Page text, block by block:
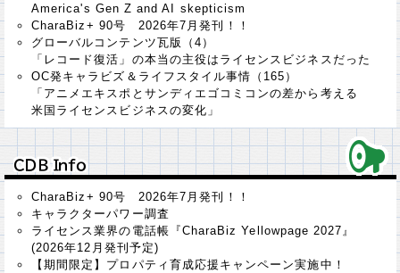
America's Gen Z and AI skepticism
CharaBiz+ 90号 2026年7月発刊！！
グローバルコンテンツ瓦版（4）
「レコード復活」の本当の主役はライセンスビジネスだった
OC発キャラビズ＆ライフスタイル事情（165）
「アニメエキスポとサンディエゴコミコンの差から考える
米国ライセンスビジネスの変化」
ＣＤＢ Ｉｎｆｏ
ＣＤＢ Ｉｎｆｏ
CharaBiz+ 90号 2026年7月発刊！！
キャラクターパワー調査
ライセンス業界の電話帳『CharaBiz Yellowpage 2027』
(2026年12月発刊予定)
【期間限定】プロパティ育成応援キャンペーン実施中！